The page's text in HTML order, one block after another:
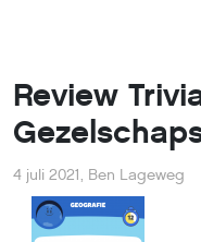
Review
4 juli 2021, Ben Lageweg